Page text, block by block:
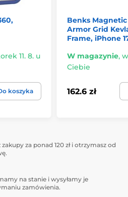
11. 8. u
koszyka
Benks
Armor Grid
Frame, iPhone
W magazynie,
Ciebie
162.6 zł
za ponad 120 zł i otrzymasz od
na stanie i wysyłamy je
zamówienia.